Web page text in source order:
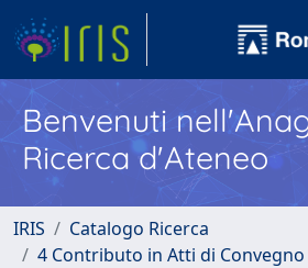
Benvenuti
Ricerca d'Ateneo
IRIS
Catalogo Ricerca
4 Contributo in Atti di